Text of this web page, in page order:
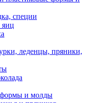
специи
яиц
леденцы, пряники,
и молды